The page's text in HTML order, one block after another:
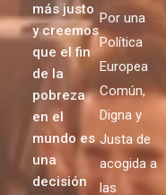
más justo
y creemos
que el fin
de la
pobreza
en el
mundo es
una
decisión
Por una
Política
Europea
Común,
Digna y
Justa de
acogida a
las